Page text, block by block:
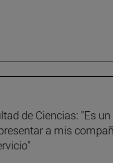
de Ciencias: "Es un
a mis